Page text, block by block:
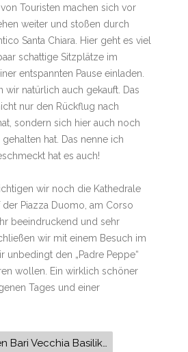
Touristen machen sich vor
weiter und stoßen durch
Santa Chiara. Hier geht es viel
schattige Sitzplätze im
entspannten Pause einladen.
wir natürlich auch gekauft. Das
nur den Rückflug nach
sondern sich hier auch noch
hat. Das nenne ich
hat es auch!
wir noch die Kathedrale
der Piazza Duomo, am Corso
beeindruckend und sehr
wir mit einem Besuch im
unbedingt den „Padre Peppe“
wollen. Ein wirklich schöner
Tages und einer
Apulien Bari Vecchia Basilika San Nicola Lungomare Castel del Monte Murgia Friedrich II Trani Kathedrale San Nicola Pellegrino Castello Svevo di Trani Altamura